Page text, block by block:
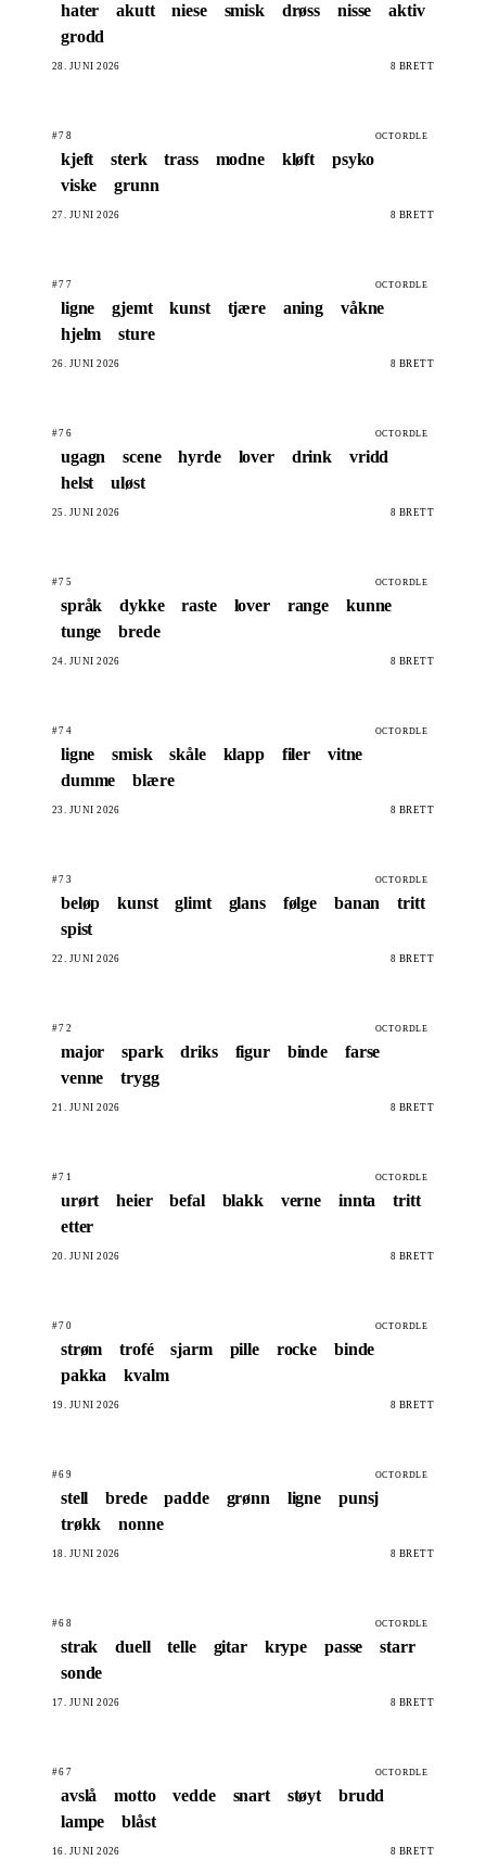
hater akutt niese smisk drøss nisse
aktiv
grodd
28. JUNI 2026 8 BRETT
#78 OCTORDLE
kjeft sterk trass modne kløft
psyko
viske
grunn
27. JUNI 2026 8 BRETT
#77 OCTORDLE
ligne gjemt kunst tjære aning
våkne
hjelm
sture
26. JUNI 2026 8 BRETT
#76 OCTORDLE
ugagn scene hyrde lover drink
vridd
helst
uløst
25. JUNI 2026 8 BRETT
#75 OCTORDLE
språk dykke raste lover range
kunne
tunge
brede
24. JUNI 2026 8 BRETT
#74 OCTORDLE
ligne smisk skåle klapp filer
vitne
dumme
blære
23. JUNI 2026 8 BRETT
#73 OCTORDLE
beløp kunst glimt glans følge banan
tritt
spist
22. JUNI 2026 8 BRETT
#72 OCTORDLE
major spark driks figur binde
farse
venne
trygg
21. JUNI 2026 8 BRETT
#71 OCTORDLE
urørt heier befal blakk verne innta
tritt
etter
20. JUNI 2026 8 BRETT
#70 OCTORDLE
strøm trofé sjarm pille rocke
binde
pakka
kvalm
19. JUNI 2026 8 BRETT
#69 OCTORDLE
stell brede padde grønn ligne
punsj
trøkk
nonne
18. JUNI 2026 8 BRETT
#68 OCTORDLE
strak duell telle gitar krype passe
starr
sonde
17. JUNI 2026 8 BRETT
#67 OCTORDLE
avslå motto vedde snart støyt
brudd
lampe
blåst
16. JUNI 2026 8 BRETT